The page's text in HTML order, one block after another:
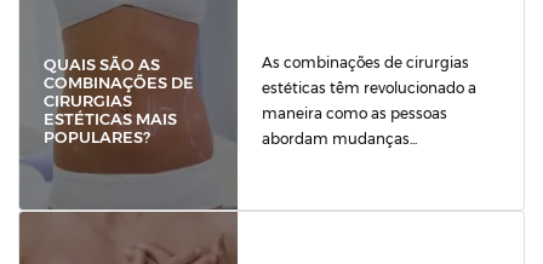
QUAIS SÃO AS
COMBINAÇÕES DE
CIRURGIAS
ESTÉTICAS MAIS
POPULARES?
As combinações de cirurgias
estéticas têm revolucionado a
maneira como as pessoas
abordam mudanças...